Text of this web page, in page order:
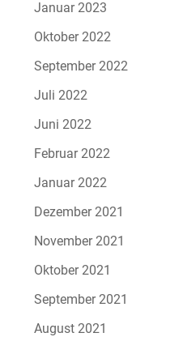
Januar 2023
Oktober 2022
September 2022
Juli 2022
Juni 2022
Februar 2022
Januar 2022
Dezember 2021
November 2021
Oktober 2021
September 2021
August 2021